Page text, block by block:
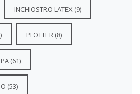
INCHIOSTRO LATEX (9)
PLOTTER (8)
(61)
(53)